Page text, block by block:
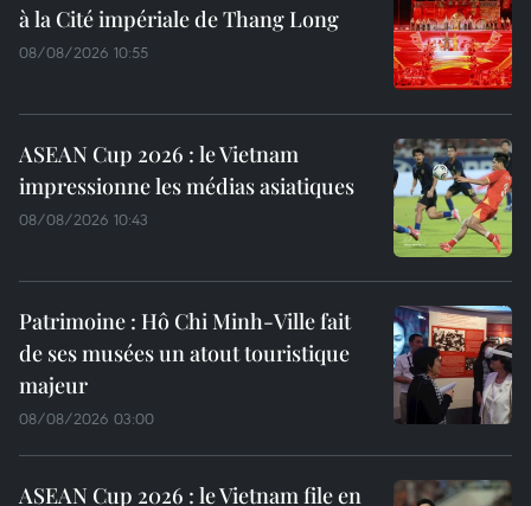
à la Cité impériale de Thang Long
08/08/2026 10:55
ASEAN Cup 2026 : le Vietnam
impressionne les médias asiatiques
08/08/2026 10:43
Patrimoine : Hô Chi Minh-Ville fait
de ses musées un atout touristique
majeur
08/08/2026 03:00
ASEAN Cup 2026 : le Vietnam file en